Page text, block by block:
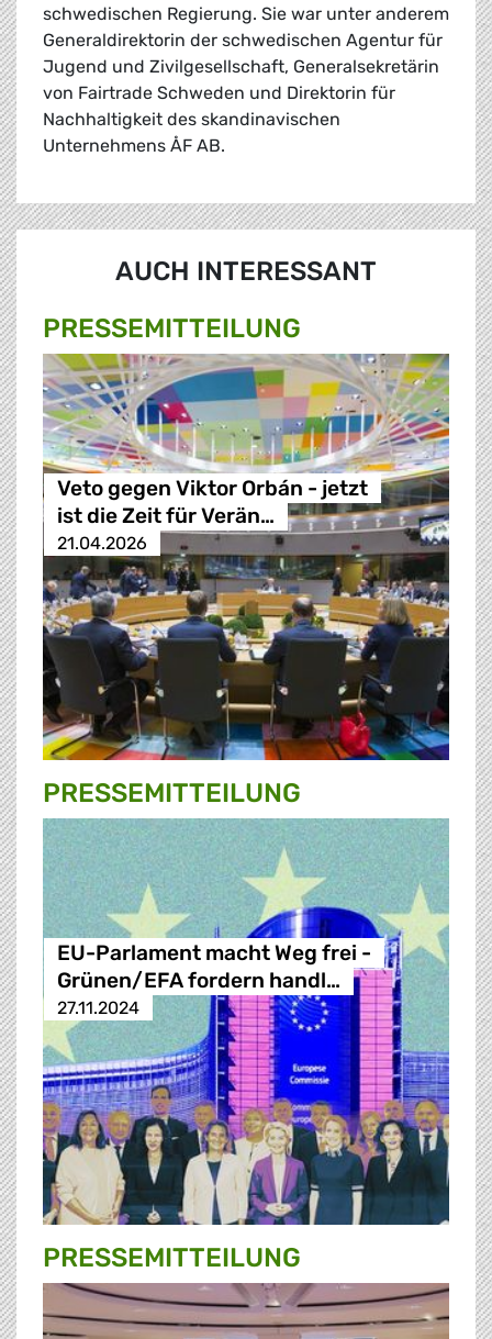
schwedischen Regierung. Sie war unter anderem
Generaldirektorin der schwedischen Agentur für
Jugend und Zivilgesellschaft, Generalsekretärin
von Fairtrade Schweden und Direktorin für
Nachhaltigkeit des skandinavischen
Unternehmens ÅF AB.
AUCH INTERESSANT
PRESSE­MITTEILUNG
Veto gegen Viktor Orbán - jetzt
ist die Zeit für Verän…
21.04.2026
PRESSE­MITTEILUNG
EU-Parlament macht Weg frei -
Grünen/EFA fordern handl…
27.11.2024
PRESSE­MITTEILUNG